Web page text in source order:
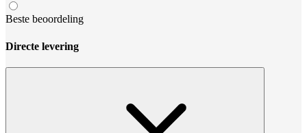
Beste beoordeling
Directe levering